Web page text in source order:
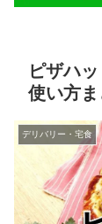
ピザハ
使い方
デリバリー・宅食